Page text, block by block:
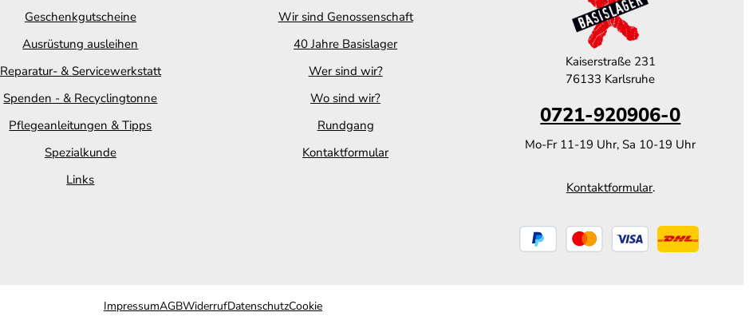
Geschenkgutscheine
Ausrüstung ausleihen
Reparatur- & Servicewerkstatt
Spenden - & Recyclingtonne
Pflegeanleitungen & Tipps
Spezialkunde
Links
Wir sind Genossenschaft
40 Jahre Basislager
Wer sind wir?
Wo sind wir?
Rundgang
Kontaktformular
Kaiserstraße 231
76133 Karlsruhe
0721-920906-0
Mo-Fr 11-19 Uhr, Sa 10-19 Uhr
Kontaktformular.
ImpressumAGBWiderrufDatenschutzCookie